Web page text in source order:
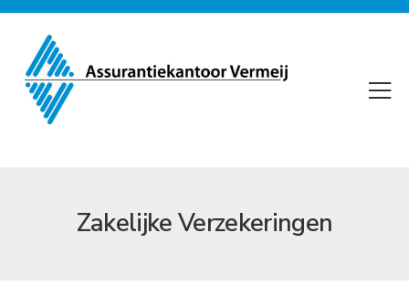
Zakelijke Verzekeringen